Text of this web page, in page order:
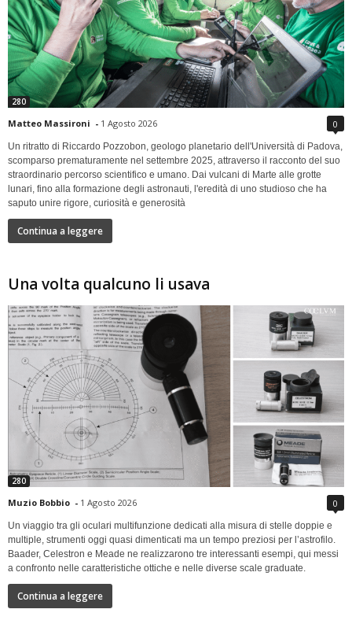
280
Matteo Massironi - 1 Agosto 2026 0
Un ritratto di Riccardo Pozzobon, geologo planetario dell'Università di Padova,
scomparso prematuramente nel settembre 2025, attraverso il racconto del suo
straordinario percorso scientifico e umano. Dai vulcani di Marte alle grotte
lunari, fino alla formazione degli astronauti, l'eredità di uno studioso che ha
saputo unire rigore, curiosità e generosità
Continua a leggere
Una volta qualcuno li usava
280
Muzio Bobbio - 1 Agosto 2026 0
Un viaggio tra gli oculari multifunzione dedicati alla misura di stelle doppie e
multiple, strumenti oggi quasi dimenticati ma un tempo preziosi per l’astrofilo.
Baader, Celestron e Meade ne realizzarono tre interessanti esempi, qui messi
a confronto nelle caratteristiche ottiche e nelle diverse scale graduate.
Continua a leggere